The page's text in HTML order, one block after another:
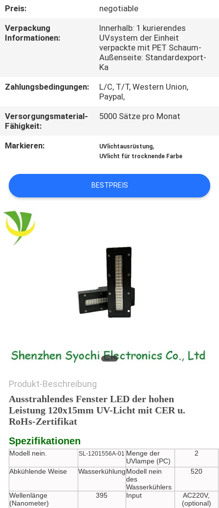
TRETEN
SIE
IN
NACHRICHTEN
SIE
EIN
ZITAT
SITEMAP
Preis:
negotiable
Verpackung
Informationen:
Innerhalb: 1 kurierendes
UVsystem der Einheit
verpackte mit PET Schaum-
Außenseite: Standardexport-
Ka
Zahlungsbedingungen:
L/C, T/T, Western Union,
Paypal,
Versorgungsmaterial-
Fähigkeit:
5000 Sätze pro Monat
Markieren: UVlichtausrüstung,
UVlicht für trocknende Farbe
BESTPREIS
Produkt-Beschreibung
Ausstrahlendes Fenster LED der hohen
Leistung 120x15mm UV-Licht mit CER u.
RoHs-Zertifikat
Spezifikationen
Modell nein. SL-1201556A-01 Menge der
UVlampe (PC)
2
Abkühlende Weise WasserkühlungModell nein
des
Wasserkühlers
520
Wellenlänge
(Nanometer)
395 Input
AC220V,
(optional)